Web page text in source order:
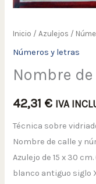
Inicio /Azulejos /
Números y letras
Nombre
42,31 € IVA
Técnica sobre
Nombre de calle y
Azulejo de 15 x 30
blanco antiguo siglo